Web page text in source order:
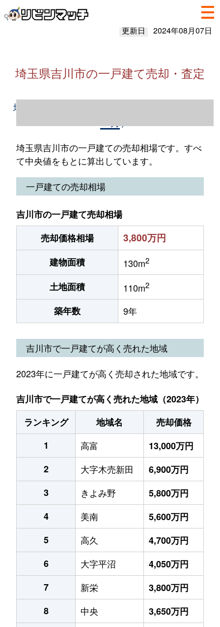
更新日 2024年08月07日
埼玉県吉川市の一戸建て売却・査定
埼玉県吉川市の一戸建て売却情報（2023年1
埼玉県吉川市の一戸建ての売却相場です。すべ
て中央値をもとに算出しています。
一戸建ての売却相場
吉川市の一戸建て売却相場
売却価格相場
3,800万円
建物面積 130m2
土地面積 110m2
築年数 9年
吉川市で一戸建てが高く売れた地域
2023年に一戸建てが高く売却された地域です。
吉川市で一戸建てが高く売れた地域（2023年）
ランキング
地域名
売却価格
1
高富
13,000万円
2
大字木売新田
6,900万円
3
きよみ野
5,800万円
4
美南
5,600万円
5
高久
4,700万円
6
大字平沼
4,050万円
7
新栄
3,800万円
8
中央
3,650万円